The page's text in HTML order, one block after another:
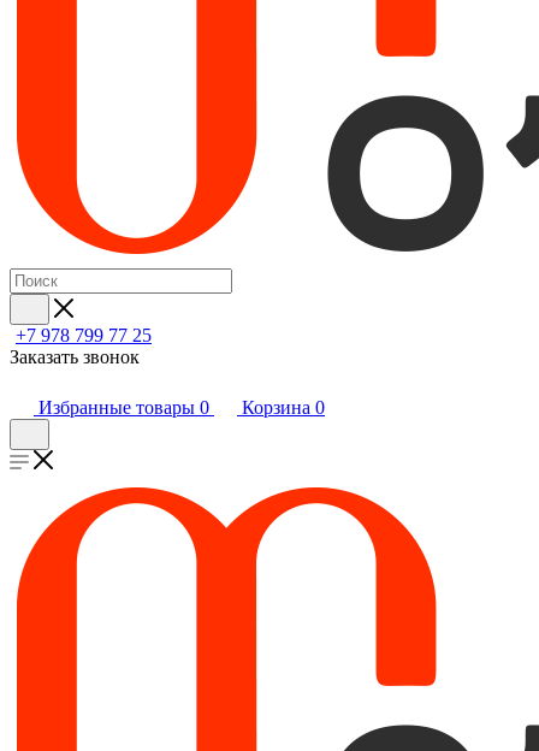
+7 978 799 77 25
Заказать звонок
Избранные товары 0 Корзина 0